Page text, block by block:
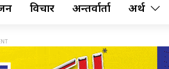
विचार अन्तर्वार्ता अर्थ